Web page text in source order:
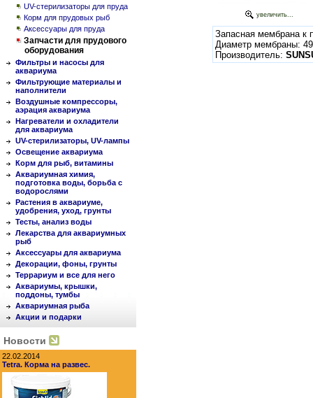
UV-стерилизаторы для пруда
Корм для прудовых рыб
Аксессуары для пруда
Запчасти для прудового
оборудования
Фильтры и насосы для
аквариума
Фильтрующие материалы и
наполнители
Воздушные компрессоры,
аэрация аквариума
Нагреватели и охладители
для аквариума
UV-стерилизаторы, UV-лампы
Освещение аквариума
Корм для рыб, витамины
Аквариумная химия,
подготовка воды, борьба с
водорослями
Растения в аквариуме,
удобрения, уход, грунты
Тесты, анализ воды
Лекарства для аквариумных
рыб
Аксессуары для аквариума
Декорации, фоны, грунты
Террариум и все для него
Аквариумы, крышки,
поддоны, тумбы
Аквариумная рыба
Акции и подарки
Новости
22.02.2014
Tetra. Корма на развес.
увеличить...
Запасная мембрана к
Диаметр мембраны:
Производитель: